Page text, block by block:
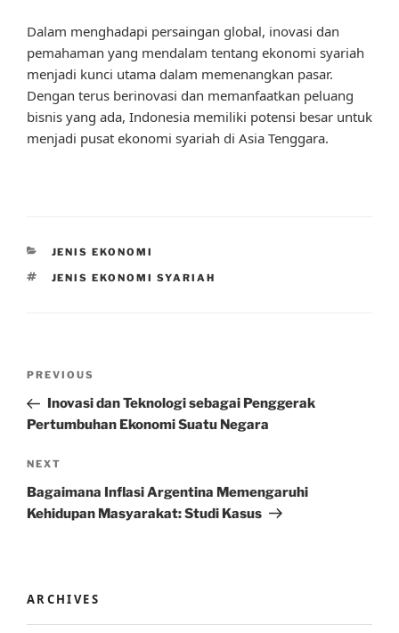
Dalam menghadapi persaingan global, inovasi dan
pemahaman yang mendalam tentang ekonomi syariah
menjadi kunci utama dalam memenangkan pasar.
Dengan terus berinovasi dan memanfaatkan peluang
bisnis yang ada, Indonesia memiliki potensi besar untuk
menjadi pusat ekonomi syariah di Asia Tenggara.
CATEGORIES
JENIS EKONOMI
TAGS
JENIS EKONOMI SYARIAH
Previous
Post
PREVIOUS
Inovasi dan Teknologi sebagai Penggerak
Pertumbuhan Ekonomi Suatu Negara
Next
Post
NEXT
Bagaimana Inflasi Argentina Memengaruhi
Kehidupan Masyarakat: Studi Kasus
ARCHIVES